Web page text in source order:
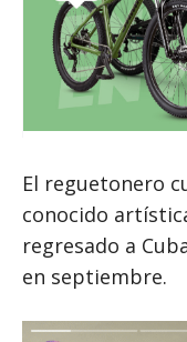
El reguetonero
conocido
regresado a
en septiembre.